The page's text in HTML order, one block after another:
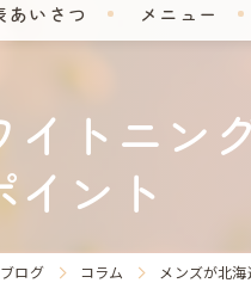
あいさつ メニュー
トニン
イント
ブログ コラム メンズが北